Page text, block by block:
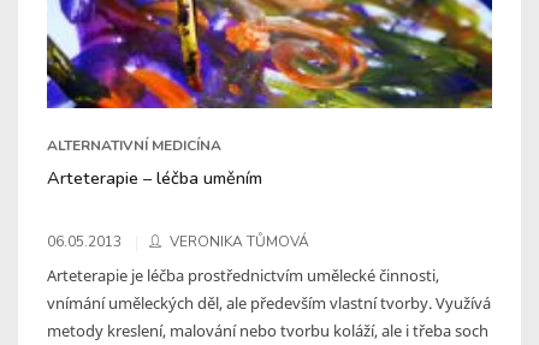
ALTERNATIVNÍ MEDICÍNA
Arteterapie – léčba uměním
06.05.2013 VERONIKA TŮMOVÁ
Arteterapie je léčba prostřednictvím umělecké činnosti,
vnímání uměleckých děl, ale především vlastní tvorby. Využívá
metody kreslení, malování nebo tvorbu koláží, ale i třeba soch